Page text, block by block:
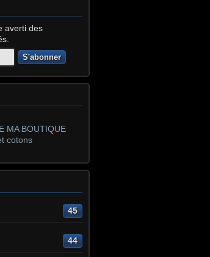
averti des
MA BOUTIQUE
cotons
45
44